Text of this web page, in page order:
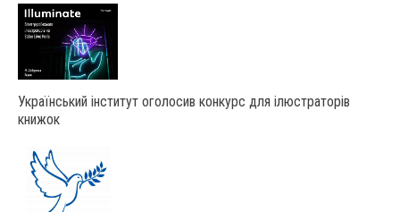
Український інститут оголосив конкурс для ілюстраторів
книжок